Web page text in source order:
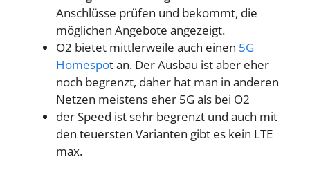
Anschlüsse prüfen und bekommt, die
möglichen Angebote angezeigt.
O2 bietet mittlerweile auch einen 5G
Homespot an. Der Ausbau ist aber eher
noch begrenzt, daher hat man in anderen
Netzen meistens eher 5G als bei O2
der Speed ist sehr begrenzt und auch mit
den teuersten Varianten gibt es kein LTE
max.